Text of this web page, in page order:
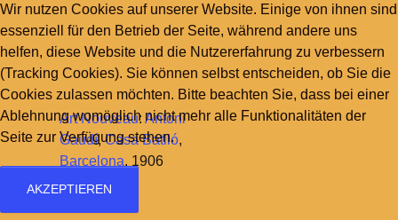
Art Nouveau: Antoni
Gaudí,Casa Batlló,
Barcelona, 1906
Wir nutzen Cookies auf unserer Website. Einige von ihnen sind
essenziell für den Betrieb der Seite, während andere uns
helfen, diese Website und die Nutzererfahrung zu verbessern
(Tracking Cookies). Sie können selbst entscheiden, ob Sie die
Cookies zulassen möchten. Bitte beachten Sie, dass bei einer
Ablehnung womöglich nicht mehr alle Funktionalitäten der
Seite zur Verfügung stehen.
AKZEPTIEREN